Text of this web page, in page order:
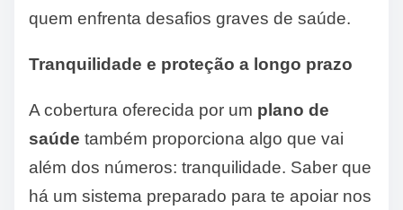
quem enfrenta desafios graves de saúde.
Tranquilidade e proteção a longo prazo
A cobertura oferecida por um plano de
saúde também proporciona algo que vai
além dos números: tranquilidade. Saber que
há um sistema preparado para te apoiar nos